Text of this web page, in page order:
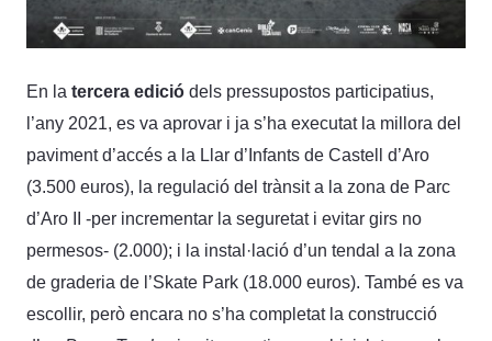
En la tercera edició dels pressupostos participatius,
l’any 2021, es va aprovar i ja s’ha executat la millora del
paviment d’accés a la Llar d’Infants de Castell d’Aro
(3.500 euros), la regulació del trànsit a la zona de Parc
d’Aro II -per incrementar la seguretat i evitar girs no
permesos- (2.000); i la instal·lació d’un tendal a la zona
de graderia de l’Skate Park (18.000 euros). També es va
escollir, però encara no s’ha completat la construcció